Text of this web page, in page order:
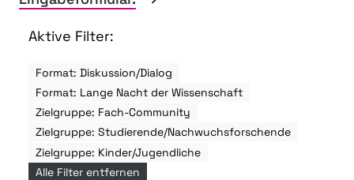
Aktive Filter:
Format: Diskussion/Dialog
Format: Lange Nacht der Wissenschaft
Zielgruppe: Fach-Community
Zielgruppe: Studierende/Nachwuchsforschende
Zielgruppe: Kinder/Jugendliche
Alle Filter entfernen